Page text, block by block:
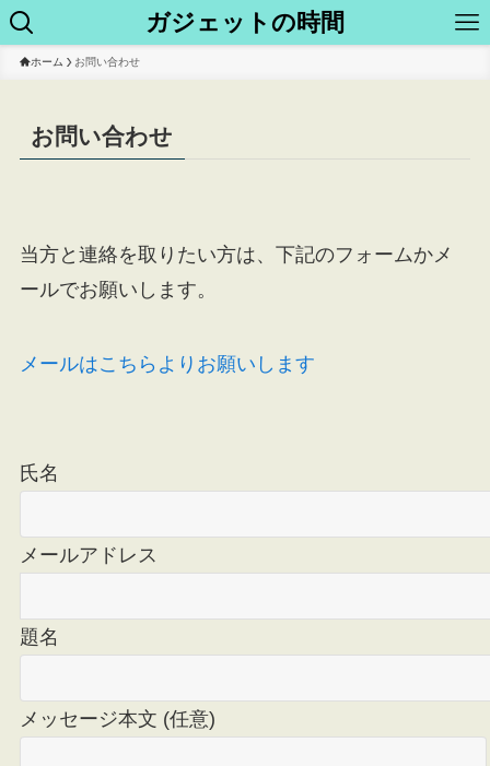
ガジェットの時間
ホーム お問い合わせ
お問い合わせ
当方と連絡を取りたい方は、下記のフォームかメ
ールでお願いします。
メールはこちらよりお願いします
氏名
メールアドレス
題名
メッセージ本文 (任意)